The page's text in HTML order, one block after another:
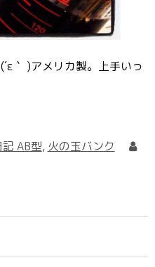
｀ )アメリカ製。上手いっ
記 AB型, 火の玉バンク